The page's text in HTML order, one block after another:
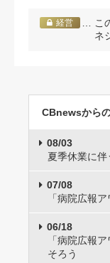
経営
… こ
ネ
CBnewsから
08/03
夏季休業に
07/08
「病院広報
06/18
「病院広報
そろう